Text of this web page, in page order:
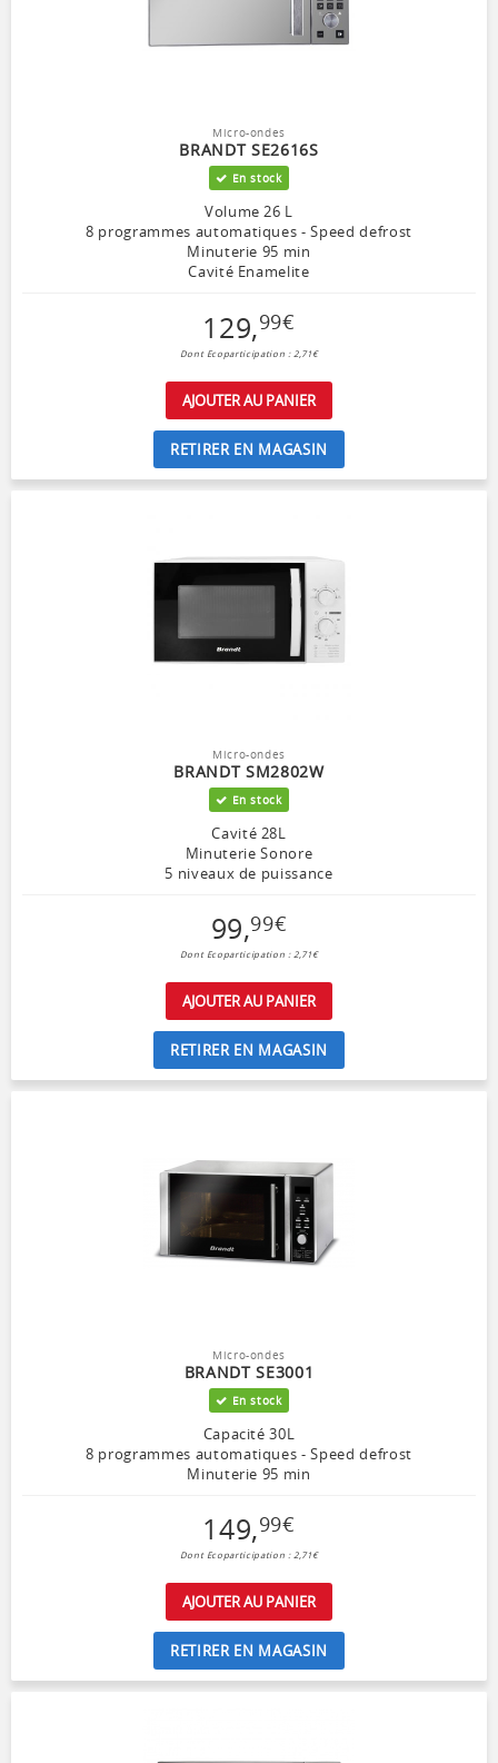
Micro-ondes
BRANDT SE2616S
En stock
Volume 26 L
8 programmes automatiques - Speed defrost
Minuterie 95 min
Cavité Enamelite
129,99€
Dont Ecoparticipation : 2,71€
AJOUTER AU PANIER
RETIRER EN MAGASIN
Micro-ondes
BRANDT SM2802W
En stock
Cavité 28L
Minuterie Sonore
5 niveaux de puissance
99,99€
Dont Ecoparticipation : 2,71€
AJOUTER AU PANIER
RETIRER EN MAGASIN
Micro-ondes
BRANDT SE3001
En stock
Capacité 30L
8 programmes automatiques - Speed defrost
Minuterie 95 min
149,99€
Dont Ecoparticipation : 2,71€
AJOUTER AU PANIER
RETIRER EN MAGASIN